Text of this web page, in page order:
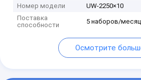
Номер модели
UW-2250×10
Поставка
способности
5 наборов/месяц
Осмотрите